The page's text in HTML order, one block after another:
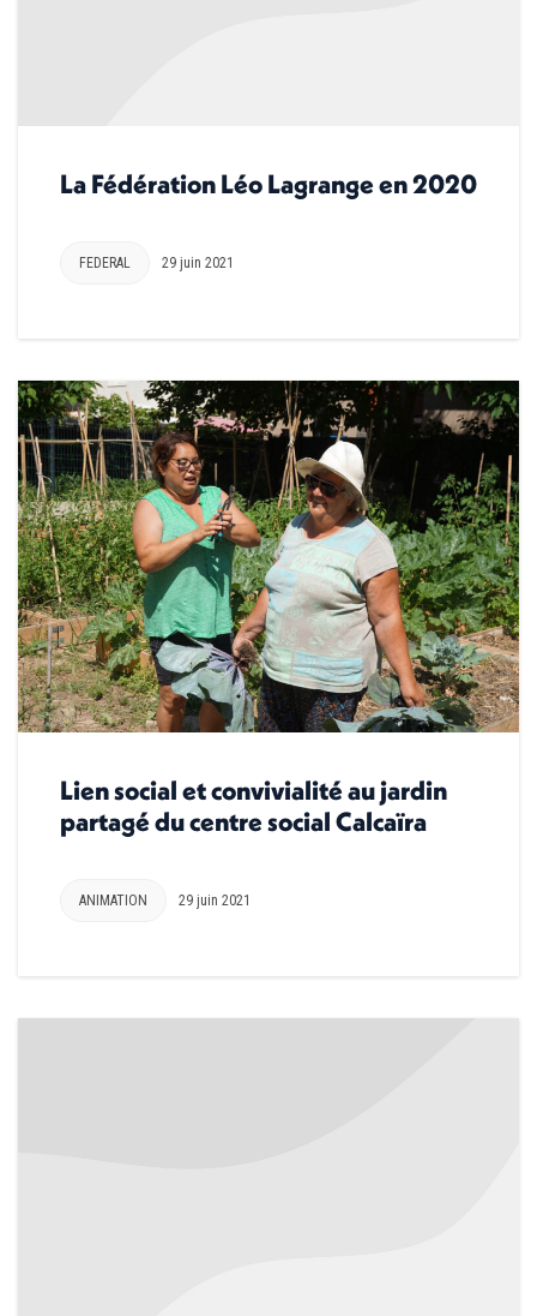
La Fédération Léo Lagrange en 2020
FEDERAL 29 juin 2021
Lien social et convivialité au jardin
partagé du centre social Calcaïra
ANIMATION 29 juin 2021